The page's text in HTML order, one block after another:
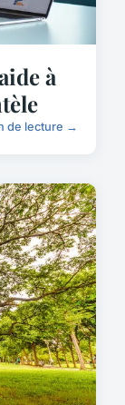
à
de lecture →